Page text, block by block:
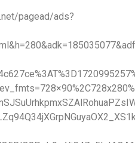
pagead/ads?